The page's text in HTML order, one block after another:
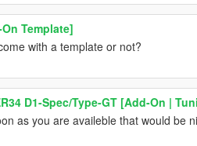
Template]
with a template or not?
D1-Spec/Type-GT [Add-On |
as you are availeble that would be